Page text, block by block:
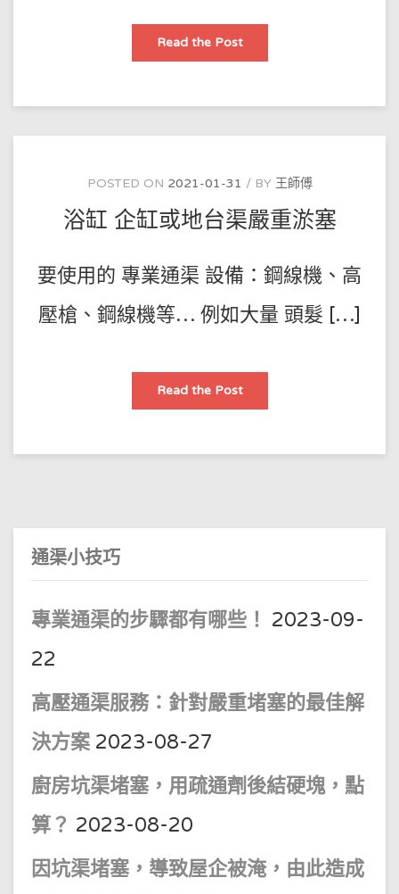
Read the Post專
設
專
POSTED ON 2021-01-31 BY 王師傅
浴缸 企缸或地台渠嚴重淤塞
要使用的 專業通渠 設備：鋼線機、高
壓槍、鋼線機等… 例如大量 頭髮 […]
Read the Post浴
企
地
塞
通渠小技巧
專業通渠的步驟都有哪些！ 2023-09-
22
高壓通渠服務：針對嚴重堵塞的最佳解
決方案 2023-08-27
廚房坑渠堵塞，用疏通劑後結硬塊，點
算？ 2023-08-20
因坑渠堵塞，導致屋企被淹，由此造成